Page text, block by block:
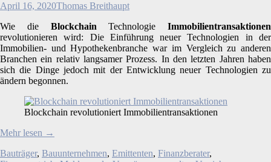
April 16, 2020Thomas Breithaupt
Wie die Blockchain Technologie Immobilientransaktionen
revolutionieren wird: Die Einführung neuer Technologien in der
Immobilien- und Hypothekenbranche war im Vergleich zu anderen
Branchen ein relativ langsamer Prozess. In den letzten Jahren haben
sich die Dinge jedoch mit der Entwicklung neuer Technologien zu
ändern begonnen.
Blockchain revolutioniert Immobilientransaktionen
Mehr lesen →
Bauträger, Bauunternehmen, Emittenten, Finanzberater,